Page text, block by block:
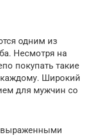
одним из
Несмотря на
покупать такие
Широкий
для мужчин со
выраженными